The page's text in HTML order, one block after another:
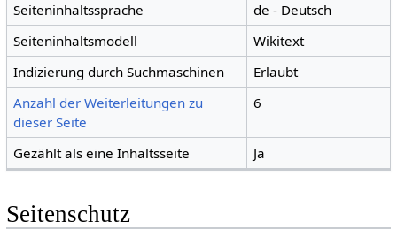
Seiteninhaltssprache
de - Deutsch
Seiteninhaltsmodell
Wikitext
Indizierung durch Suchmaschinen
Erlaubt
Anzahl der Weiterleitungen zu
dieser Seite
6
Gezählt als eine Inhaltsseite Ja
Seitenschutz